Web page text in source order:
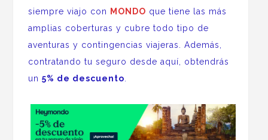
siempre viajo con
MONDO que tiene las más
amplias coberturas y cubre todo tipo de
aventuras y contingencias viajeras. Además,
contratando tu seguro desde aquí, obtendrás
un5% de descuento